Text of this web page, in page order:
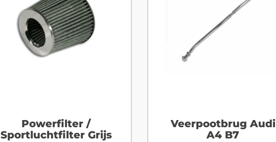
Powerfilter /
Sportluchtfilter Grijs
Veerpootbrug Audi
A4 B7